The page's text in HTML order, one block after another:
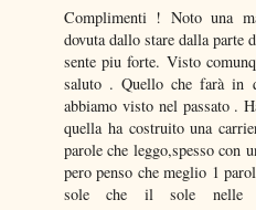
Complimenti ! Noto una
dovuta dallo stare dalla
sente piu forte. Visto
saluto . Quello che farà in
abbiamo visto nel passato .
quella ha costruito una
parole che leggo,spesso con
pero penso che meglio 1
sole che il sole nelle